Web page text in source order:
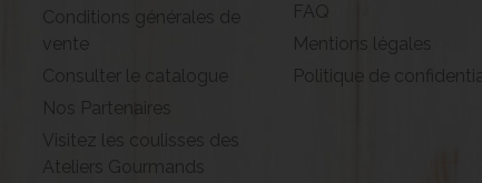
Conditions générales de
vente
Consulter le catalogue
Nos Partenaires
Visitez les coulisses des
Ateliers Gourmands
FAQ
Mentions légales
Politique de